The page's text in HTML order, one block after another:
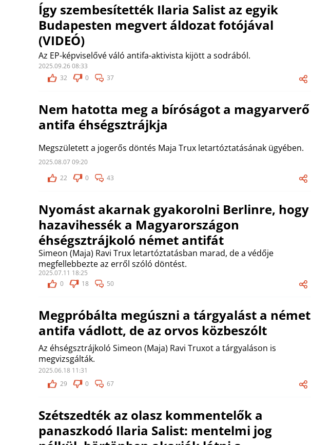
Így szembesítették Ilaria Salist az egyik
Budapesten megvert áldozat fotójával
(VIDEÓ)
Az EP-képviselővé váló antifa-aktivista kijött a sodrából.
2025.09.26 08:33
32
0 37
Nem hatotta meg a bíróságot a magyarverő
antifa éhségsztrájkja
Megszületett a jogerős döntés Maja Trux letartóztatásának ügyében.
2025.08.07 09:20
22
0 43
Nyomást akarnak gyakorolni Berlinre, hogy
hazavihessék a Magyarországon
éhségsztrájkoló német antifát
Simeon (Maja) Ravi Trux letartóztatásban marad, de a védője
megfellebbezte az erről szóló döntést.
2025.07.11 18:25
0
18 50
Megpróbálta megúszni a tárgyalást a német
antifa vádlott, de az orvos közbeszólt
Az éhségsztrájkoló Simeon (Maja) Ravi Truxot a tárgyaláson is
megvizsgálták.
2025.06.18 11:31
29
0 67
Szétszedték az olasz kommentelők a
panaszkodó Ilaria Salist: mentelmi jog